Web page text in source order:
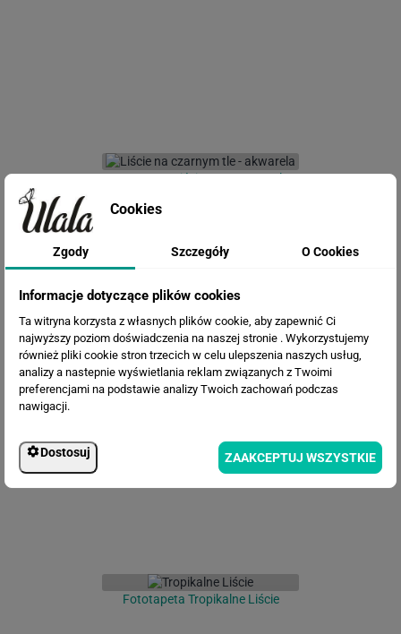
Fototapeta Liście na czarnym tle -
Fototapeta Tropikalne liście
Fototapeta Tropikalne Liście
Cookies
Zgody Szczegóły O Cookies
Informacje dotyczące plików cookies
Ta witryna korzysta z własnych plików cookie, aby zapewnić Ci
najwyższy poziom doświadczenia na naszej stronie . Wykorzystujemy
również pliki cookie stron trzecich w celu ulepszenia naszych usług,
analizy a nastepnie wyświetlania reklam związanych z Twoimi
preferencjami na podstawie analizy Twoich zachowań podczas
nawigacji.
Dostosuj ZAAKCEPTUJ WSZYSTKIE